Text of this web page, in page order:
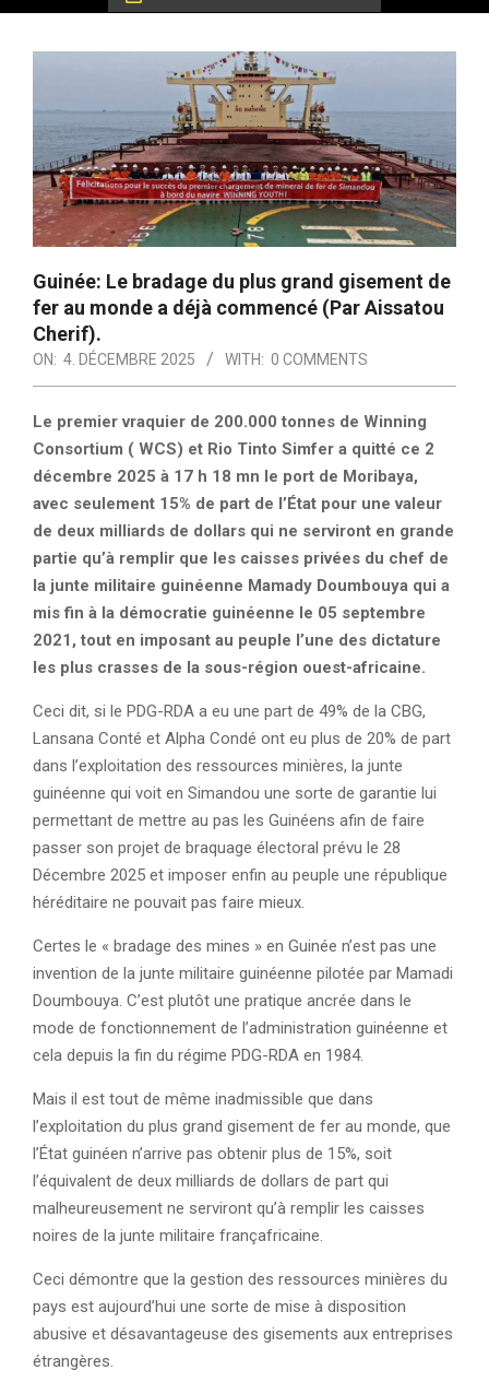
Guinée: Le bradage du plus grand gisement de
fer au monde a déjà commencé (Par Aissatou
Cherif).
ON: 4. DÉCEMBRE 2025 WITH: 0 COMMENTS
Le premier vraquier de 200.000 tonnes de Winning
Consortium ( WCS) et Rio Tinto Simfer a quitté ce 2
décembre 2025 à 17 h 18 mn le port de Moribaya,
avec seulement 15% de part de l’État pour une valeur
de deux milliards de dollars qui ne serviront en grande
partie qu’à remplir que les caisses privées du chef de
la junte militaire guinéenne Mamady Doumbouya qui a
mis fin à la démocratie guinéenne le 05 septembre
2021, tout en imposant au peuple l’une des dictature
les plus crasses de la sous-région ouest-africaine.
Ceci dit, si le PDG-RDA a eu une part de 49% de la CBG,
Lansana Conté et Alpha Condé ont eu plus de 20% de part
dans l’exploitation des ressources minières, la junte
guinéenne qui voit en Simandou une sorte de garantie lui
permettant de mettre au pas les Guinéens afin de faire
passer son projet de braquage électoral prévu le 28
Décembre 2025 et imposer enfin au peuple une république
héréditaire ne pouvait pas faire mieux.
Certes le « bradage des mines » en Guinée n’est pas une
invention de la junte militaire guinéenne pilotée par Mamadi
Doumbouya. C’est plutôt une pratique ancrée dans le
mode de fonctionnement de l’administration guinéenne et
cela depuis la fin du régime PDG-RDA en 1984.
Mais il est tout de même inadmissible que dans
l’exploitation du plus grand gisement de fer au monde, que
l’État guinéen n’arrive pas obtenir plus de 15%, soit
l’équivalent de deux milliards de dollars de part qui
malheureusement ne serviront qu’à remplir les caisses
noires de la junte militaire françafricaine.
Ceci démontre que la gestion des ressources minières du
pays est aujourd’hui une sorte de mise à disposition
abusive et désavantageuse des gisements aux entreprises
étrangères.